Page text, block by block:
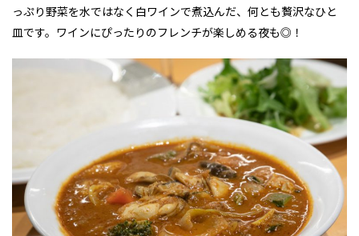
っぷり野菜を水ではなく白ワインで煮込んだ、何とも贅沢なひと
皿です。ワインにぴったりのフレンチが楽しめる夜も◎！